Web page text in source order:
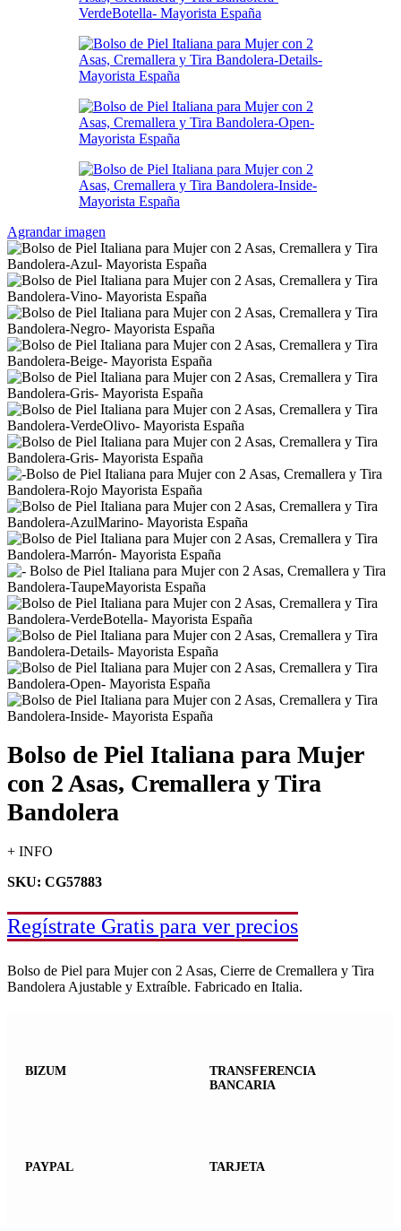
Agrandar imagen
Bolso de Piel Italiana para Mujer
con 2 Asas, Cremallera y Tira
Bandolera
+ INFO
SKU: CG57883
Regístrate Gratis para ver precios
Bolso de Piel para Mujer con 2 Asas, Cierre de Cremallera y Tira
Bandolera Ajustable y Extraíble. Fabricado en Italia.
BIZUM
TRANSFERENCIA
BANCARIA
PAYPAL TARJETA